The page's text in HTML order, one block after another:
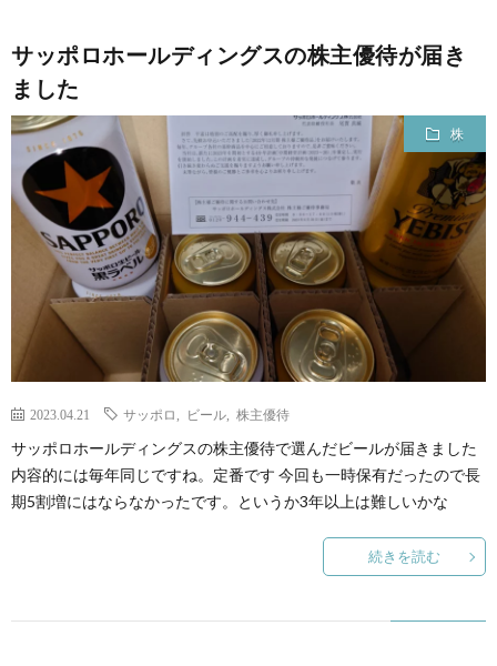
サッポロホールディングスの株主優待が届き
ました
株
2023.04.21 サッポロ ビール 株主優待
サッポロホールディングスの株主優待で選んだビールが届きました
内容的には毎年同じですね。定番です 今回も一時保有だったので長
期5割増にはならなかったです。というか3年以上は難しいかな
続きを読む